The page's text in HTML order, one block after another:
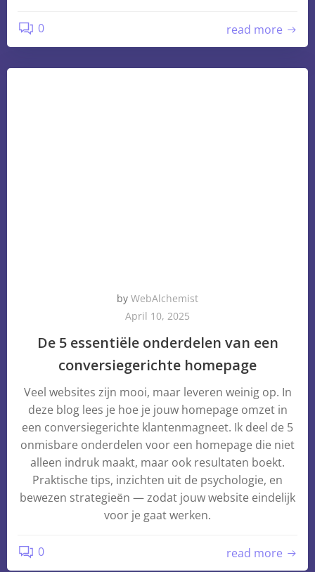
0 read more
by WebAlchemist
April 10, 2025
De 5 essentiële onderdelen van een
conversiegerichte homepage
Veel websites zijn mooi, maar leveren weinig op. In
deze blog lees je hoe je jouw homepage omzet in
een conversiegerichte klantenmagneet. Ik deel de 5
onmisbare onderdelen voor een homepage die niet
alleen indruk maakt, maar ook resultaten boekt.
Praktische tips, inzichten uit de psychologie, en
bewezen strategieën — zodat jouw website eindelijk
voor je gaat werken.
0 read more